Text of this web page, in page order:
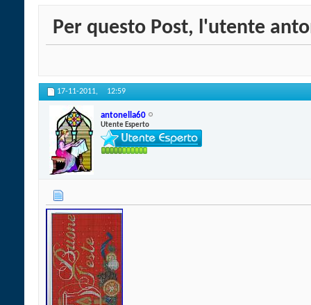
Per questo Post, l'utente
17-11-2011, 12:59
antonella60
Utente Esperto